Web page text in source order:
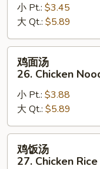
Drop
Soup
25.
Egg
Drop
Soup
小 Pt.: $3.45
大 Qt.: $5.89
26.
Chicken
Noodle
Soup
鸡面汤
26. Chicken
小 Pt.: $3.88
大 Qt.: $5.89
鸡饭汤
27. Chicken